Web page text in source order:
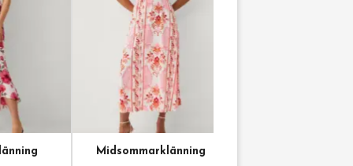
Midsommarklänning